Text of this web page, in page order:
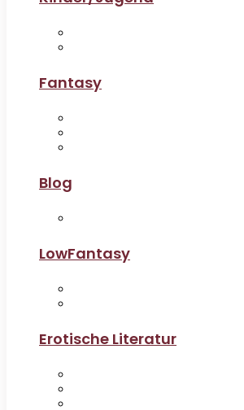
Fantasy
Blog
LowFantasy
Erotische Literatur